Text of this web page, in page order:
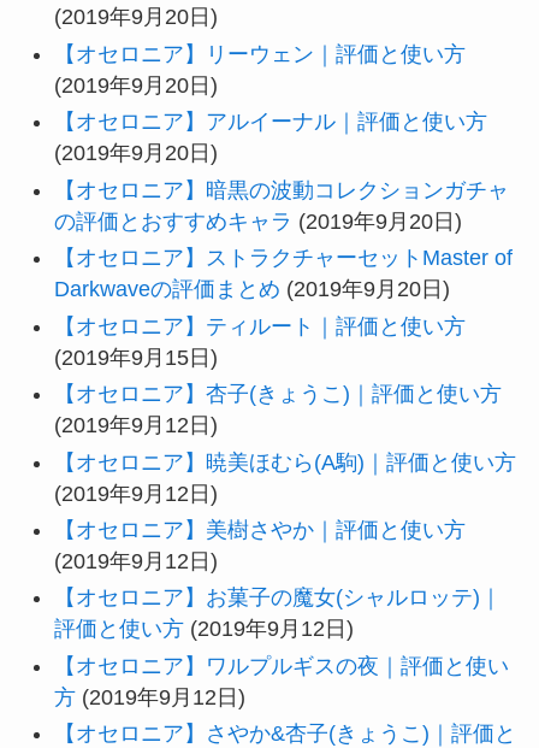
(2019年9月20日)
【オセロニア】リーウェン｜評価と使い方
(2019年9月20日)
【オセロニア】アルイーナル｜評価と使い方
(2019年9月20日)
【オセロニア】暗黒の波動コレクションガチャ
の評価とおすすめキャラ (2019年9月20日)
【オセロニア】ストラクチャーセットMaster of
Darkwaveの評価まとめ (2019年9月20日)
【オセロニア】ティルート｜評価と使い方
(2019年9月15日)
【オセロニア】杏子(きょうこ)｜評価と使い方
(2019年9月12日)
【オセロニア】暁美ほむら(A駒)｜評価と使い方
(2019年9月12日)
【オセロニア】美樹さやか｜評価と使い方
(2019年9月12日)
【オセロニア】お菓子の魔女(シャルロッテ)｜
評価と使い方 (2019年9月12日)
【オセロニア】ワルプルギスの夜｜評価と使い
方 (2019年9月12日)
【オセロニア】さやか&杏子(きょうこ)｜評価と